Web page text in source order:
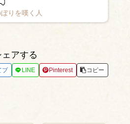
りを嘆く人
ェアする
ブ LINE Pinterest コピー